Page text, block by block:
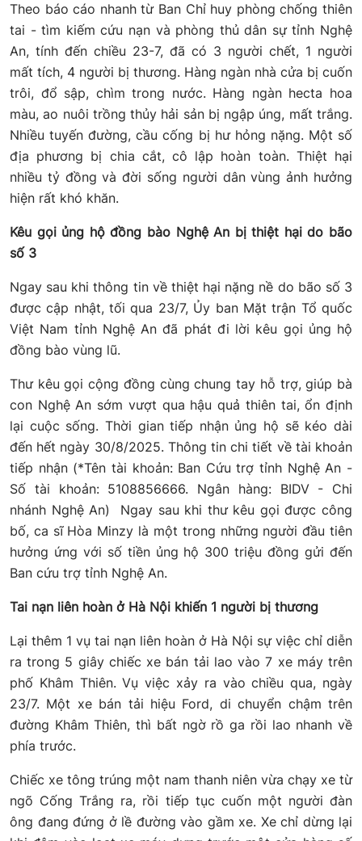
Theo báo cáo nhanh từ Ban Chỉ huy phòng chống thiên
tai - tìm kiếm cứu nạn và phòng thủ dân sự tỉnh Nghệ
An, tính đến chiều 23-7, đã có 3 người chết, 1 người
mất tích, 4 người bị thương. Hàng ngàn nhà cửa bị cuốn
trôi, đổ sập, chìm trong nước. Hàng ngàn hecta hoa
màu, ao nuôi trồng thủy hải sản bị ngập úng, mất trắng.
Nhiều tuyến đường, cầu cống bị hư hỏng nặng. Một số
địa phương bị chia cắt, cô lập hoàn toàn. Thiệt hại
nhiều tỷ đồng và đời sống người dân vùng ảnh hưởng
hiện rất khó khăn.
Kêu gọi ủng hộ đồng bào Nghệ An bị thiệt hại do bão
số 3
Ngay sau khi thông tin về thiệt hại nặng nề do bão số 3
được cập nhật, tối qua 23/7, Ủy ban Mặt trận Tổ quốc
Việt Nam tỉnh Nghệ An đã phát đi lời kêu gọi ủng hộ
đồng bào vùng lũ.
Thư kêu gọi cộng đồng cùng chung tay hỗ trợ, giúp bà
con Nghệ An sớm vượt qua hậu quả thiên tai, ổn định
lại cuộc sống. Thời gian tiếp nhận ủng hộ sẽ kéo dài
đến hết ngày 30/8/2025. Thông tin chi tiết về tài khoản
tiếp nhận (*Tên tài khoản: Ban Cứu trợ tỉnh Nghệ An -
Số tài khoản: 5108856666. Ngân hàng: BIDV - Chi
nhánh Nghệ An) Ngay sau khi thư kêu gọi được công
bố, ca sĩ Hòa Minzy là một trong những người đầu tiên
hưởng ứng với số tiền ủng hộ 300 triệu đồng gửi đến
Ban cứu trợ tỉnh Nghệ An.
Tai nạn liên hoàn ở Hà Nội khiến 1 người bị thương
Lại thêm 1 vụ tai nạn liên hoàn ở Hà Nội sự việc chỉ diễn
ra trong 5 giây chiếc xe bán tải lao vào 7 xe máy trên
phố Khâm Thiên. Vụ việc xảy ra vào chiều qua, ngày
23/7. Một xe bán tải hiệu Ford, di chuyển chậm trên
đường Khâm Thiên, thì bất ngờ rồ ga rồi lao nhanh về
phía trước.
Chiếc xe tông trúng một nam thanh niên vừa chạy xe từ
ngõ Cống Trắng ra, rồi tiếp tục cuốn một người đàn
ông đang đứng ở lề đường vào gầm xe. Xe chỉ dừng lại